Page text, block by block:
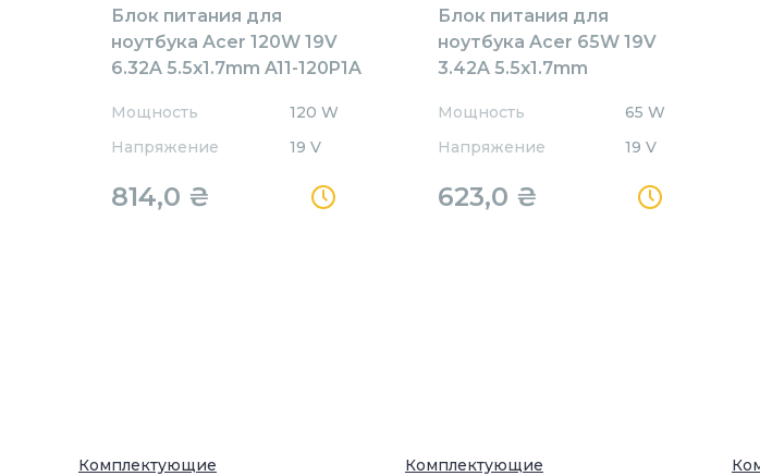
Блок питания для
ноутбука Acer 120W 19V
6.32A 5.5x1.7mm A11-120P1A
Мощность
120 W
Напряжение
19 V
814,0 ₴
Блок питания для
ноутбука Acer 65W 19V
3.42A 5.5x1.7mm
Мощность
65 W
Напряжение
19 V
623,0 ₴
Комплектующие
Комплектующие